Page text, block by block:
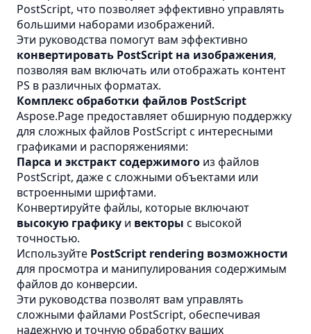
PostScript, что позволяет эффективно управлять
большими наборами изображений.
Эти руководства помогут вам эффективно
конвертировать PostScript на изображения,
позволяя вам включать или отображать контент
PS в различных форматах.
Комплекс обработки файлов PostScript
Aspose.Page предоставляет обширную поддержку
для сложных файлов PostScript с интересными
графиками и распоряжениями:
Парса и экстракт содержимого из файлов
PostScript, даже с сложными объектами или
встроенными шрифтами.
Конвертируйте файлы, которые включают
высокую графику и векторы с высокой
точностью.
Используйте PostScript rendering возможности
для просмотра и манипулирования содержимым
файлов до конверсии.
Эти руководства позволят вам управлять
сложными файлами PostScript, обеспечивая
надежную и точную обработку ваших